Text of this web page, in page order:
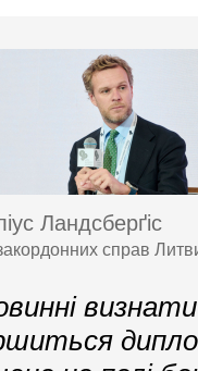
Ландсберґіс
закордонних справ